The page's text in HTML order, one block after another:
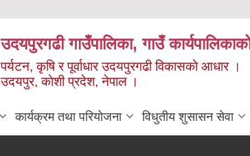
उदयपुरगढी गाउँपालिका, गाउँ
पर्यटन, कृषि र पूर्वाधार उदयपुरगढी विकासकाे आधार ।
उदयपुर, काेशी प्रदेश, नेपाल ।
कार्यक्रम तथा परियोजना विधुतीय शुसासन सेवा